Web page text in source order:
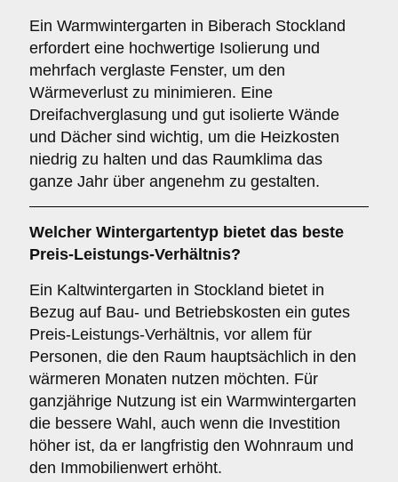
Ein Warmwintergarten in Biberach Stockland
erfordert eine hochwertige Isolierung und
mehrfach verglaste Fenster, um den
Wärmeverlust zu minimieren. Eine
Dreifachverglasung und gut isolierte Wände
und Dächer sind wichtig, um die Heizkosten
niedrig zu halten und das Raumklima das
ganze Jahr über angenehm zu gestalten.
Welcher Wintergartentyp bietet das beste
Preis-Leistungs-Verhältnis?
Ein Kaltwintergarten in Stockland bietet in
Bezug auf Bau- und Betriebskosten ein gutes
Preis-Leistungs-Verhältnis, vor allem für
Personen, die den Raum hauptsächlich in den
wärmeren Monaten nutzen möchten. Für
ganzjährige Nutzung ist ein Warmwintergarten
die bessere Wahl, auch wenn die Investition
höher ist, da er langfristig den Wohnraum und
den Immobilienwert erhöht.